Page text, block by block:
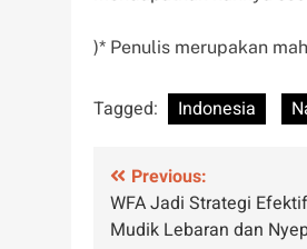
)* Penulis merupakan
Tagged: Indonesia
Post
navigation
Previous:
WFA Jadi Strategi
Mudik Lebaran dan